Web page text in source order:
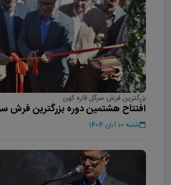
بزرگترین فرش سرگل قاره کهن
افتتاح هشتمین دوره بزرگترین فرش
محلات
شنبه 10 آبان 1404